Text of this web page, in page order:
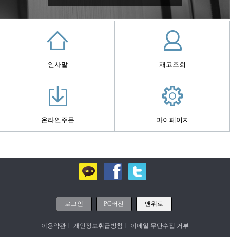
인사말 재고조회
온라인주문 마이페이지
로그인 PC버전 맨위로
이용약관 개인정보취급방침 이메일 무단수집 거부